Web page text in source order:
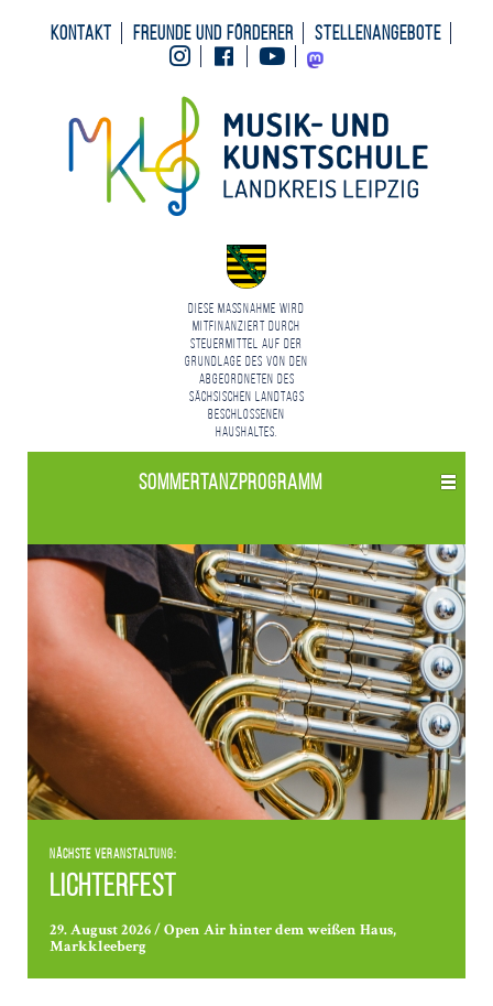
Kontakt Freunde und Förderer
Stellenangebote
InstagramFacebookYoutubeMastodon
Diese Maßnahme wird
mitfinanziert durch
Steuermittel auf der
Grundlage des von den
Abgeordneten des
Sächsischen Landtags
beschlossenen
Haushaltes.
Sommertanzprogramm
Nächste Veranstaltung:
Lichterfest
29. August 2026 / Open Air hinter dem weißen Haus,
Markkleeberg